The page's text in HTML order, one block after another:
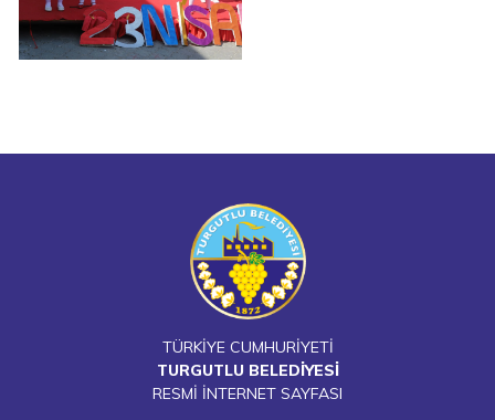
TÜRKİYE CUMHURİYETİ
TURGUTLU BELEDİYESİ
RESMİ İNTERNET SAYFASI